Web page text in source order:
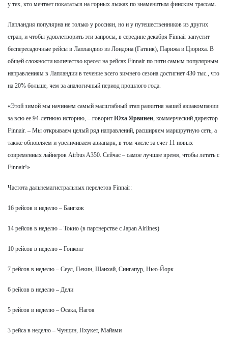
у тех, кто мечтает покататься на горных лыжах по знаменитым финским трассам.
Лапландия популярна не только у россиян, но и у путешественников из других
стран, и чтобы удовлетворить эти запросы, в середине декабря Finnair запустит
беспересадочные рейсы в Лапландию из Лондона (Гатвик), Парижа и Цюриха. В
общей сложности количество кресел на рейсах Finnair по пяти самым популярным
направлениям в Лапландии в течение всего зимнего сезона достигнет 430 тыс., что
на 20% больше, чем за аналогичный период прошлого года.
«Этой зимой мы начинаем самый масштабный этап развития нашей авиакомпании
за всю ее 94-летнюю историю, – говорит Юха Ярвинен, коммерческий директор
Finnair. – Мы открываем целый ряд направлений, расширяем маршрутную сеть, а
также обновляем и увеличиваем авиапарк, в том числе за счет 11 новых
современных лайнеров Airbus A350. Сейчас – самое лучшее время, чтобы летать с
Finnair!»
Частота дальнемагистральных перелетов Finnair:
16 рейсов в неделю – Бангкок
14 рейсов в неделю – Токио (в партнерстве с Japan Airlines)
10 рейсов в неделю – Гонконг
7 рейсов в неделю – Сеул, Пекин, Шанхай, Сингапур, Нью-Йорк
6 рейсов в неделю – Дели
5 рейсов в неделю – Осака, Нагоя
3 рейса в неделю – Чунцин, Пхукет, Майами